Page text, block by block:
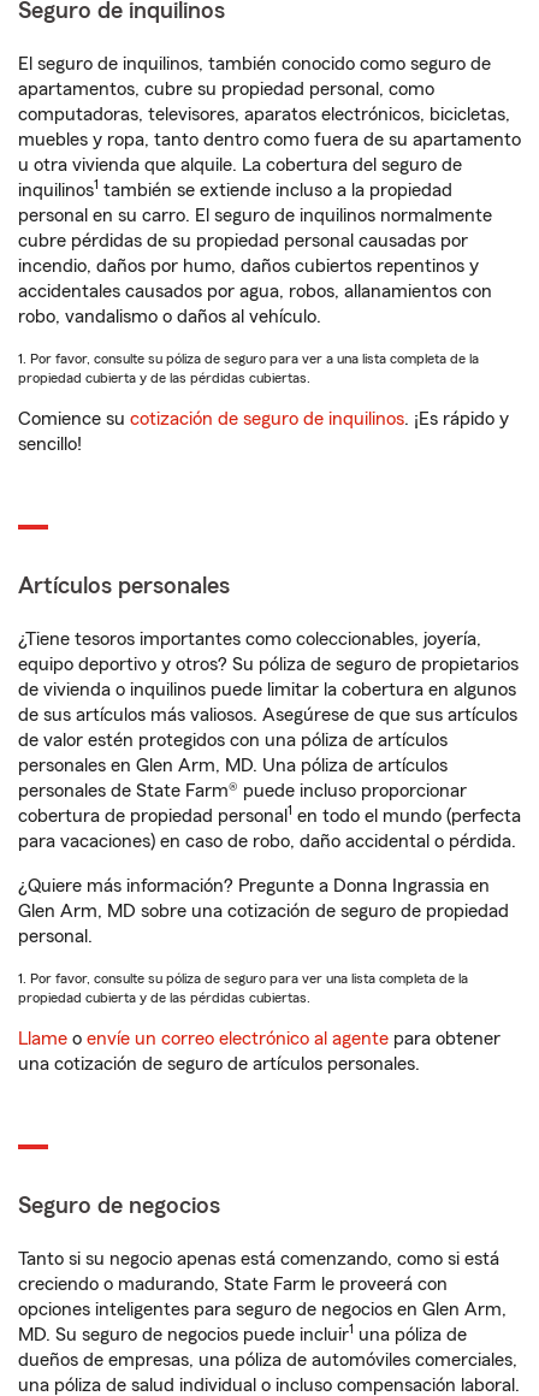
Seguro de inquilinos
El seguro de inquilinos, también conocido como seguro de
apartamentos, cubre su propiedad personal, como
computadoras, televisores, aparatos electrónicos, bicicletas,
muebles y ropa, tanto dentro como fuera de su apartamento
u otra vivienda que alquile. La cobertura del seguro de
inquilinos1 también se extiende incluso a la propiedad
personal en su carro. El seguro de inquilinos normalmente
cubre pérdidas de su propiedad personal causadas por
incendio, daños por humo, daños cubiertos repentinos y
accidentales causados por agua, robos, allanamientos con
robo, vandalismo o daños al vehículo.
1. Por favor, consulte su póliza de seguro para ver a una lista completa de la
propiedad cubierta y de las pérdidas cubiertas.
Comience su cotización de seguro de inquilinos. ¡Es rápido y
sencillo!
Artículos personales
¿Tiene tesoros importantes como coleccionables, joyería,
equipo deportivo y otros? Su póliza de seguro de propietarios
de vivienda o inquilinos puede limitar la cobertura en algunos
de sus artículos más valiosos. Asegúrese de que sus artículos
de valor estén protegidos con una póliza de artículos
personales en Glen Arm, MD. Una póliza de artículos
personales de State Farm® puede incluso proporcionar
cobertura de propiedad personal 1 en todo el mundo (perfecta
para vacaciones) en caso de robo, daño accidental o pérdida.
¿Quiere más información? Pregunte a Donna Ingrassia en
Glen Arm, MD sobre una cotización de seguro de propiedad
personal.
1. Por favor, consulte su póliza de seguro para ver una lista completa de la
propiedad cubierta y de las pérdidas cubiertas.
Llame o envíe un correo electrónico al agente para obtener
una cotización de seguro de artículos personales.
Seguro de negocios
Tanto si su negocio apenas está comenzando, como si está
creciendo o madurando, State Farm le proveerá con
opciones inteligentes para seguro de negocios en Glen Arm,
MD. Su seguro de negocios puede incluir1 una póliza de
dueños de empresas, una póliza de automóviles comerciales,
una póliza de salud individual o incluso compensación laboral.